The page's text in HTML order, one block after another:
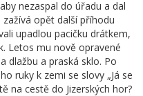
nezaspal do úřadu a dal
zažívá opět další příhodu
upadlou pacičku drátkem,
Letos mu nově opravené
dlažbu a praská sklo. Po
ruky k zemi se slovy „Já se
na cestě do Jizerských hor?